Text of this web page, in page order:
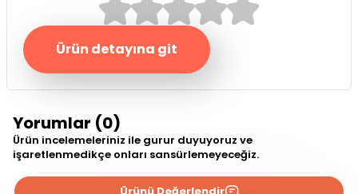
Ürün detayına git
Yorumlar (0)
Ürün incelemeleriniz ile gurur duyuyoruz ve
işaretlenmedikçe onları sansürlemeyeceğiz.